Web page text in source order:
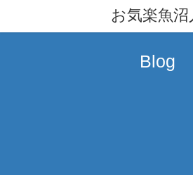
テ
ゲ
お気楽魚沼
Blog